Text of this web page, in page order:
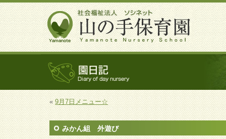
«9月7日メニュー☆
みかん組 外遊び